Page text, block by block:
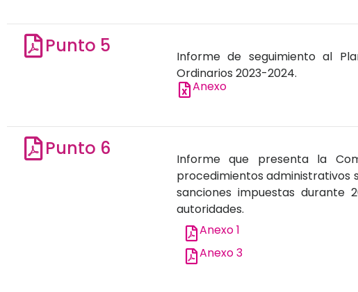
Punto 5
Informe de seguimiento al
Ordinarios 2023-2024.
Anexo
Punto 6
Informe que presenta la
procedimientos administrativos
sanciones impuestas durante
autoridades.
Anexo 1
Anexo 3